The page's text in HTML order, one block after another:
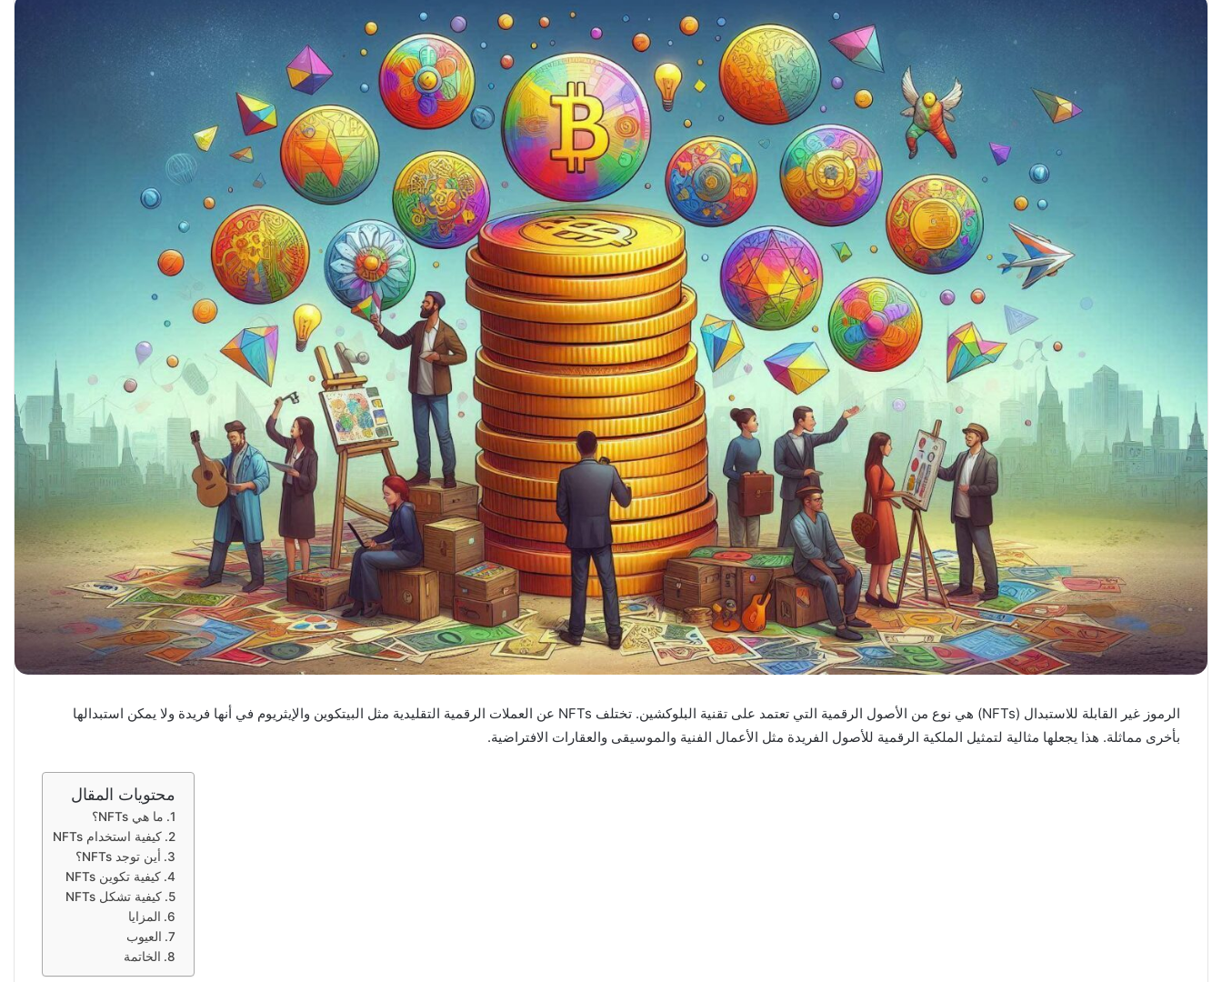
الرموز غير القابلة للاستبدال (NFTs) هي نوع من الأصول الرقمية التي تعتمد على تقنية البلوكشين. تختلف NFTs عن العملات الرقمية التقليدية مثل البيتكوين والإيثريوم في أنها فريدة ولا يمكن استبدالها
بأخرى مماثلة. هذا يجعلها مثالية لتمثيل الملكية الرقمية للأصول الفريدة مثل الأعمال الفنية والموسيقى والعقارات الافتراضية.
محتويات المقال
ما هي NFTs؟
كيفية استخدام NFTs
أين توجد NFTs؟
كيفية تكوين NFTs
كيفية تشكل NFTs
المزايا
العيوب
الخاتمة